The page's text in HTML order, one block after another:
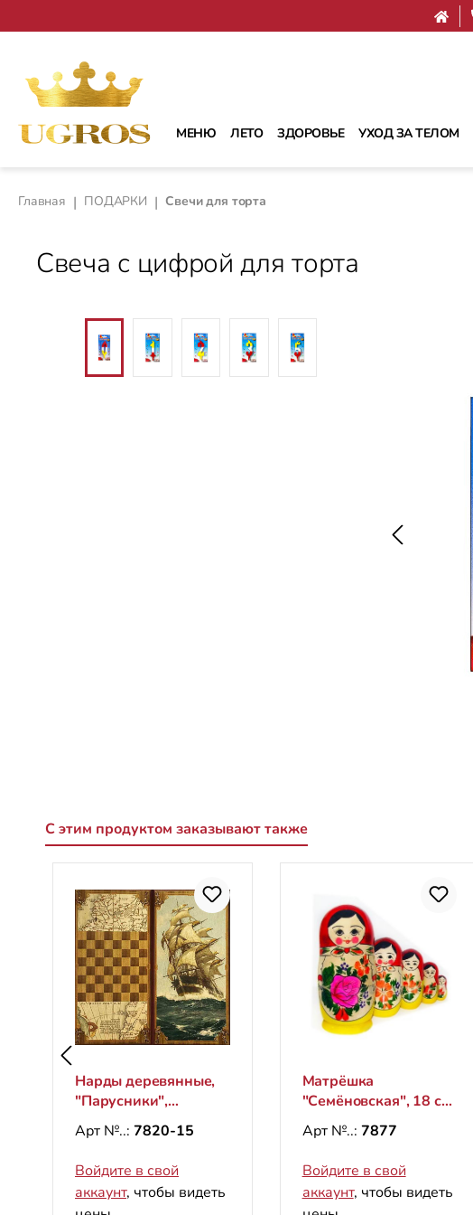
МЕНЮ ЛЕТО ЗДОРОВЬЕ УХОД ЗА ТЕЛОМ
Главная | ПОДАРКИ | Свечи для торта
Свеча с цифрой для торта
Пропустить галерею изображений
С этим продуктом заказывают также
Нарды деревянные,
"Парусники",
600х600 мм
Арт №..: 7820-15
Войдите в свой
аккаунт, чтобы видеть
Матрёшка
"Семёновская", 18 см
(5 мест)
Арт №..: 7877
Войдите в свой
аккаунт, чтобы видеть